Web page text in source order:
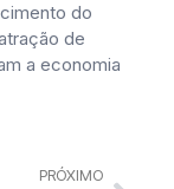
do
de
a economia
PRÓXIMO